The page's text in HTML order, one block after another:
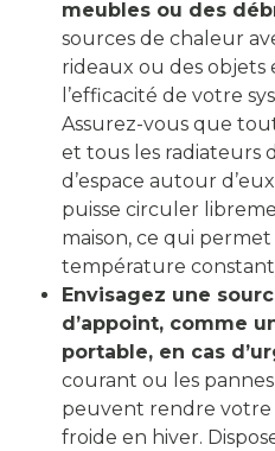
meubles ou des
sources de chaleur
rideaux ou des
l’efficacité de votre
Assurez-vous que
et tous les radiateurs
d’espace autour
puisse circuler
maison, ce qui
température
Envisagez une
d’appoint, comme
portable, en cas
courant ou les
peuvent rendre votre
froide en hiver.